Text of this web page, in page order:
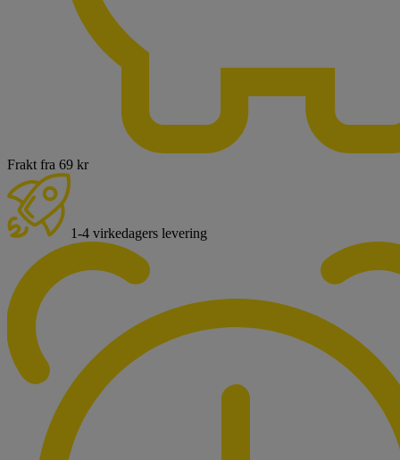
Frakt fra 69 kr
1-4 virkedagers levering